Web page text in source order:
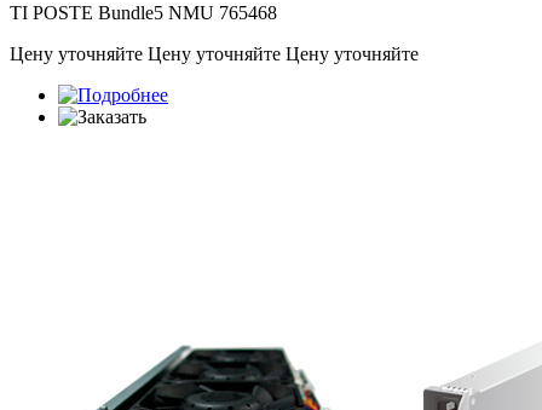
TI POSTE Bundle5 NMU 765468
Цену уточняйте Цену уточняйте Цену уточняйте